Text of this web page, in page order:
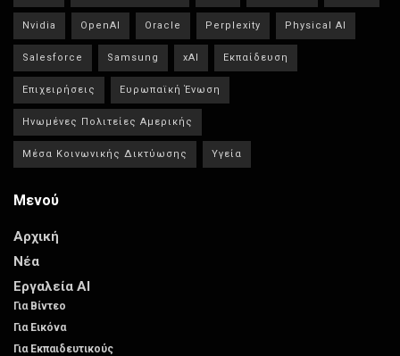
Nvidia OpenAI Oracle Perplexity Physical AI
Salesforce Samsung xAI Εκπαίδευση
Επιχειρήσεις Ευρωπαϊκή Ένωση
Ηνωμένες Πολιτείες Αμερικής
Μέσα Κοινωνικής Δικτύωσης Υγεία
Μενού
Αρχική
Νέα
Εργαλεία AI
Για Βίντεο
Για Εικόνα
Για Εκπαιδευτικούς